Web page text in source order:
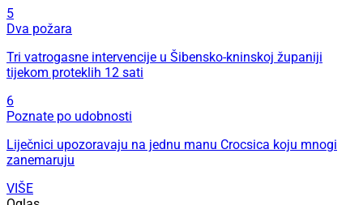
5
Dva požara
Tri vatrogasne intervencije u Šibensko-kninskoj županiji
tijekom proteklih 12 sati
6
Poznate po udobnosti
Liječnici upozoravaju na jednu manu Crocsica koju mnogi
zanemaruju
VIŠE